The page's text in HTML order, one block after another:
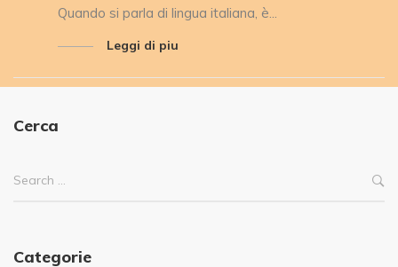
Quando si parla di lingua italiana, è...
Leggi di piu
Cerca
Categorie